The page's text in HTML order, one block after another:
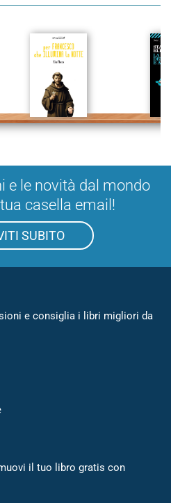
e le novità dal mondo
casella email!
SUBITO
e consiglia i libri migliori da
il tuo libro gratis con